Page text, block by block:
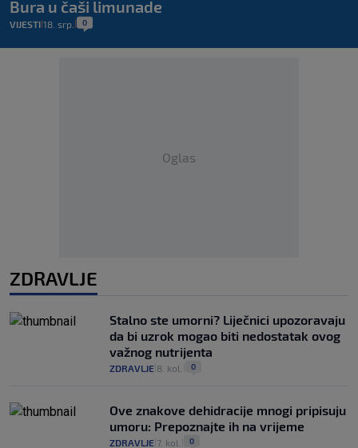
Bura u čaši limunade
VIJESTI 18. srp. 0
Oglas
ZDRAVLJE
Stalno ste umorni? Liječnici upozoravaju
da bi uzrok mogao biti nedostatak ovog
važnog nutrijenta
ZDRAVLJE 8. kol. 0
Ove znakove dehidracije mnogi pripisuju
umoru: Prepoznajte ih na vrijeme
ZDRAVLJE 7. kol. 0